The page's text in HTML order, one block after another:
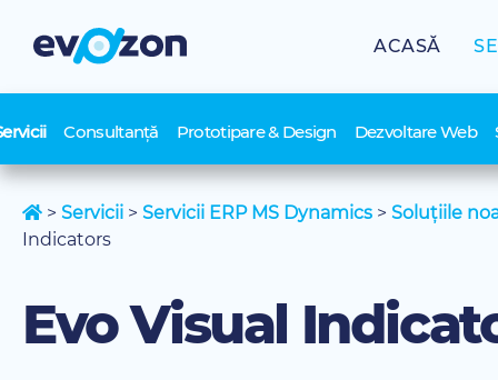
ACASĂ
Consultanță Prototipare & Design Dezvoltare Web
> Servicii > Servicii ERP MS Dynamics > Soluțiile
Indicators
Evo Visual